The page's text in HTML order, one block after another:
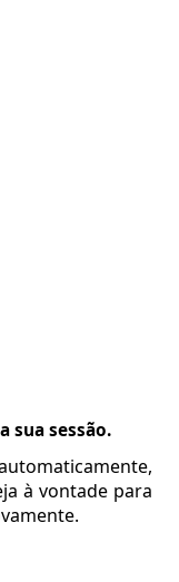
sua sessão.
à vontade para